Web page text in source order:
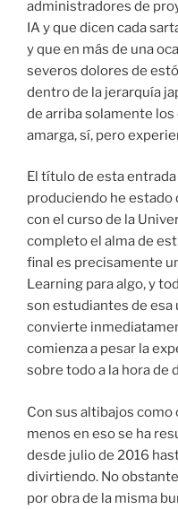
administradores de
IA y que dicen cada
y que en más de una
severos dolores de
dentro de la jerarquía
de arriba solamente
amarga, sí, pero
El título de esta
produciendo he estado
con el curso de la
completo el alma de
final es precisamente
Learning para algo, y
son estudiantes de esa
convierte
comienza a pesar la
sobre todo a la hora de
Con sus altibajos como
menos en eso se ha
desde julio de 2016
divirtiendo. No
por obra de la misma